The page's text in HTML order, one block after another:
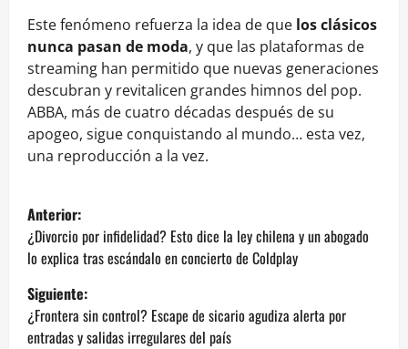
Este fenómeno refuerza la idea de que los clásicos
nunca pasan de moda, y que las plataformas de
streaming han permitido que nuevas generaciones
descubran y revitalicen grandes himnos del pop.
ABBA, más de cuatro décadas después de su
apogeo, sigue conquistando al mundo… esta vez,
una reproducción a la vez.
N
a
v
e
Anterior:
¿Divorcio por infidelidad? Esto dice la ley chilena y un abogado
lo explica tras escándalo en concierto de Coldplay
Siguiente:
¿Frontera sin control? Escape de sicario agudiza alerta por
entradas y salidas irregulares del país